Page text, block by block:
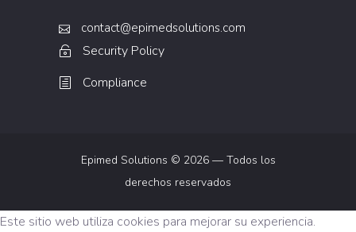
contact@epimedsolutions.com
Security Policy
Compliance
Epimed Solutions © 2026 — Todos los
derechos reservados
Este sitio web utiliza cookies para mejorar su experiencia.